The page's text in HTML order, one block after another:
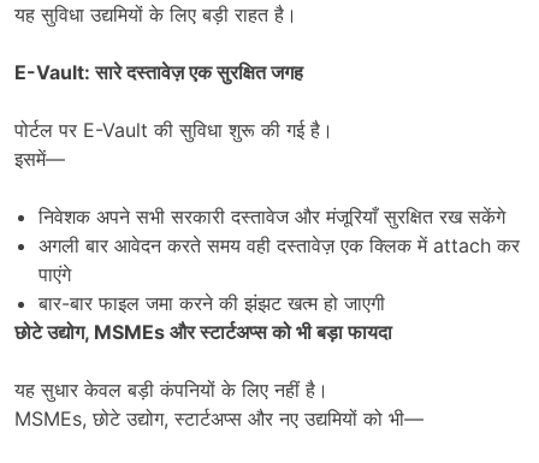
यह सुविधा उद्यमियों के लिए बड़ी राहत है।
E-Vault:सारे दस्तावेज़ एक सुरक्षित जगह
पोर्टल पर E-Vault की सुविधा शुरू की गई है।
इसमें—
निवेशक अपने सभी सरकारी दस्तावेज और मंजूरियाँ सुरक्षित रख सकेंगे
अगली बार आवेदन करते समय वही दस्तावेज़ एक क्लिक में attach कर
पाएंगे
बार-बार फाइल जमा करने की झंझट खत्म हो जाएगी
छोटे उद्योग, MSMEs और स्टार्टअप्स को भी बड़ा फायदा
यह सुधार केवल बड़ी कंपनियों के लिए नहीं है।
MSMEs, छोटे उद्योग, स्टार्टअप्स और नए उद्यमियों को भी—